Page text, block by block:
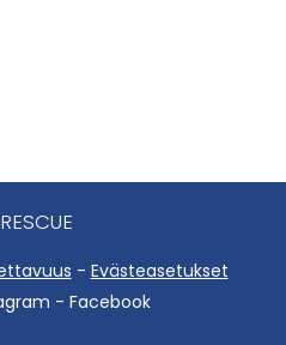
- Evästeasetukset
- Facebook